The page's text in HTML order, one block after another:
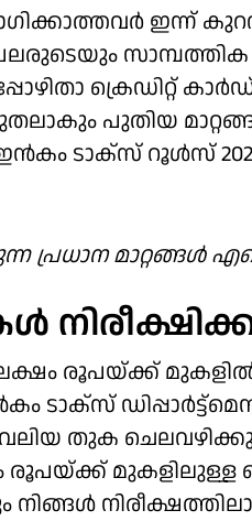
ഇന്ന്
ക്രെഡിറ്റ്
പുതിയ
ടാക്‌സ് റൂള്‍സ്
പ്രധാന മാറ്റങ്ങള്‍
രൂപയ്ക്ക് മുകളില്‍
തുക
മുകളിലുള്ള